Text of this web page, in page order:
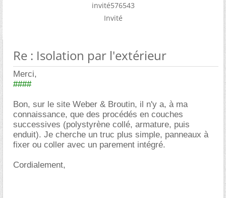
invité576543
Invité
Re : Isolation par l'extérieur
Merci,
####
Bon, sur le site Weber & Broutin, il n'y a, à ma
connaissance, que des procédés en couches
successives (polystyrène collé, armature, puis
enduit). Je cherche un truc plus simple, panneaux à
fixer ou coller avec un parement intégré.
Cordialement,